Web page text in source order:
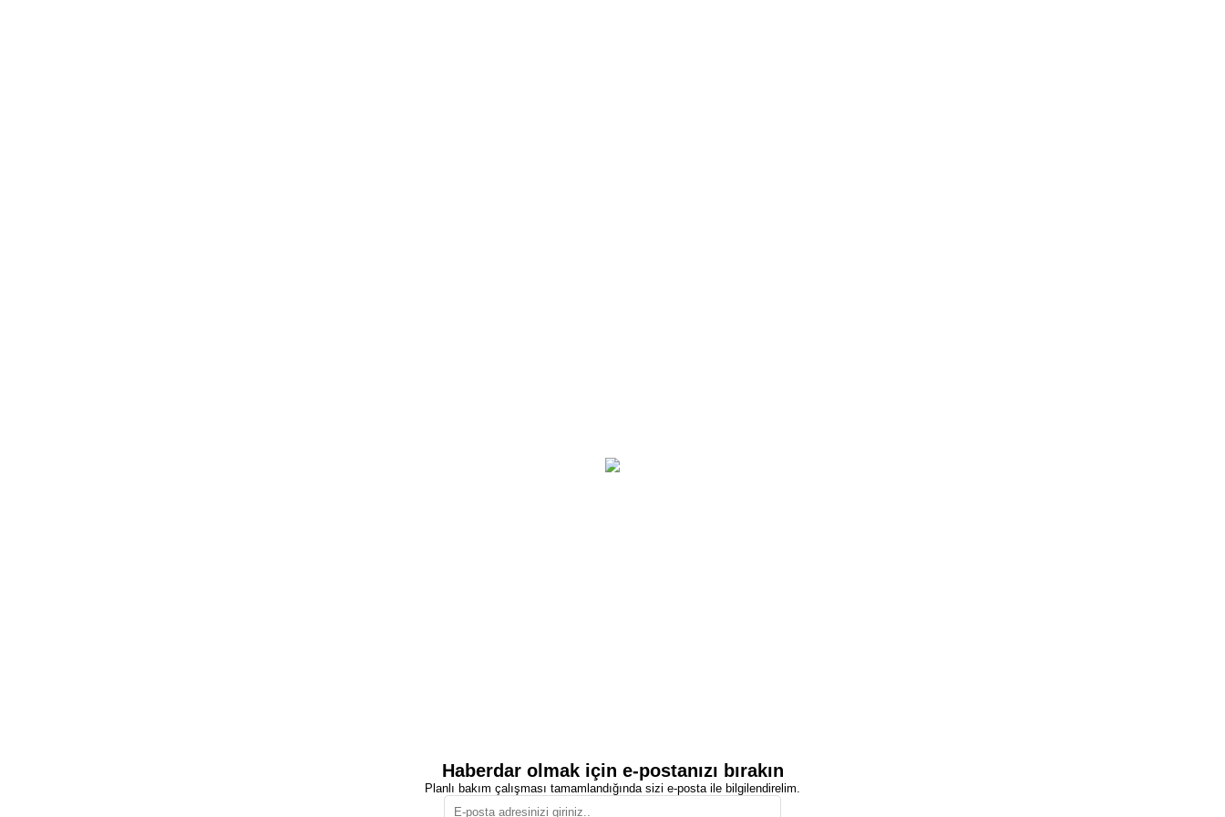
Haberdar olmak için e-postanızı bırakın
Planlı bakım çalışması tamamlandığında sizi e-posta ile bilgilendirelim.